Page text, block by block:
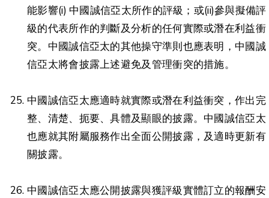
能影響(i) 中國誠信亞太所作的評級；或(ii)參與擬備評
級的代表所作的判斷及分析的任何實際或潛在利益衝
突。中國誠信亞太的其他操守準則也應表明，中國誠
信亞太將會披露上述避免及管理衝突的措施。
中國誠信亞太應適時就實際或潛在利益衝突，作出完
整、清楚、扼要、具體及顯眼的披露。中國誠信亞太
也應就其附屬服務作出全面公開披露，及適時更新有
關披露。
中國誠信亞太應公開披露與獲評級實體訂立的報酬安